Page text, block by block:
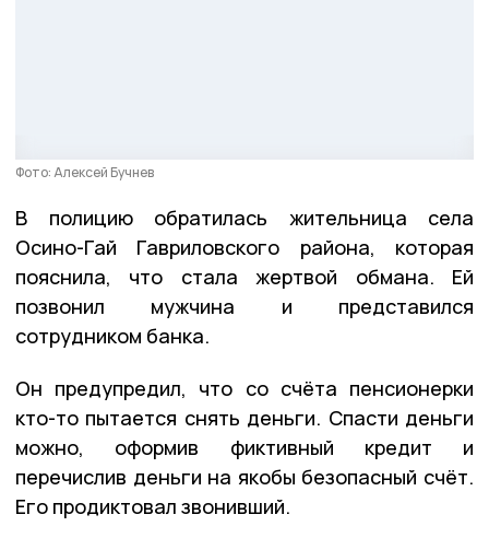
Фото: Алексей Бучнев
В полицию обратилась жительница села
Осино-Гай Гавриловского района, которая
пояснила, что стала жертвой обмана. Ей
позвонил мужчина и представился
сотрудником банка.
Он предупредил, что со счёта пенсионерки
кто-то пытается снять деньги. Спасти деньги
можно, оформив фиктивный кредит и
перечислив деньги на якобы безопасный счёт.
Его продиктовал звонивший.